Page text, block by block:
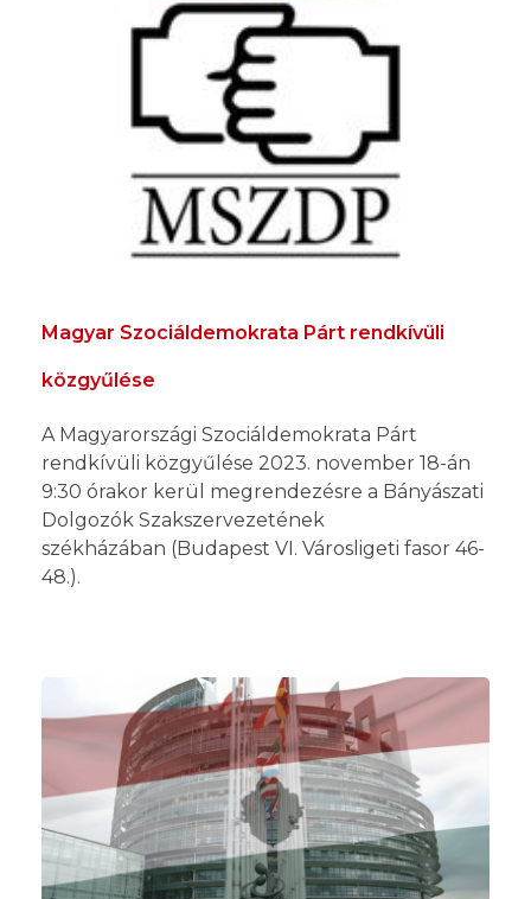
Magyar Szociáldemokrata Párt rendkívüli
közgyűlése
A Magyarországi Szociáldemokrata Párt
rendkívüli közgyűlése 2023. november 18-án
9:30 órakor kerül megrendezésre a Bányászati
Dolgozók Szakszervezetének
székházában (Budapest VI. Városligeti fasor 46-
48.).